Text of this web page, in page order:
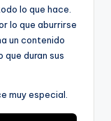
lo que hace.
lo que aburrirse
un contenido
que duran sus
muy especial.